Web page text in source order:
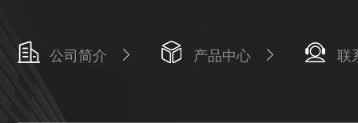
公司简介 产品中心 联